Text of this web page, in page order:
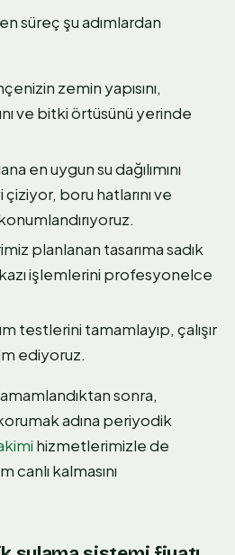
süreç şu adımlardan
zemin yapısını,
ve bitki örtüsünü yerinde
en uygun su dağılımını
boru hatlarını ve
planlanan tasarıma sadık
işlemlerini profesyonelce
testlerini tamamlayıp, çalışır
ediyoruz.
sonra,
adına periyodik
hizmetlerimizle de
kalmasını